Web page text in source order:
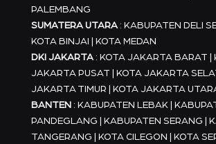
PALEMBANG
SUMATERA UTARA: KABUPATEN DELI
KOTA BINJAI | KOTA MEDAN
DKI JAKARTA: KOTA JAKARTA BARAT |
JAKARTA PUSAT | KOTA JAKARTA
JAKARTA TIMUR | KOTA JAKARTA
BANTEN : KABUPATEN LEBAK |
PANDEGLANG | KABUPATEN SERANG |
TANGERANG | KOTA CILEGON | KOTA